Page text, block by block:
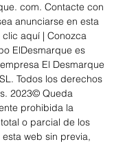
com. Contacte con
anunciarse en esta
aquí | Conozca
ElDesmarque es
El Desmarque
Todos los derechos
2023© Queda
prohibida la
o parcial de los
web sin previa,